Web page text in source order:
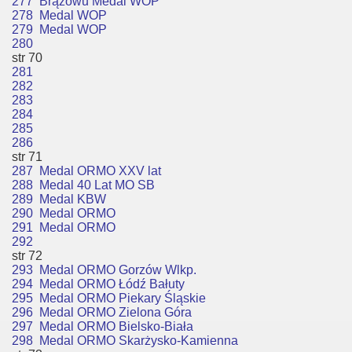
278 Medal WOP
279 Medal WOP
280
str 70
281
282
283
284
285
286
str 71
287 Medal ORMO XXV lat
288 Medal 40 Lat MO SB
289 Medal KBW
290 Medal ORMO
291 Medal ORMO
292
str 72
293 Medal ORMO Gorzów Wlkp.
294 Medal ORMO Łódź Bałuty
295 Medal ORMO Piekary Śląskie
296 Medal ORMO Zielona Góra
297 Medal ORMO Bielsko-Biała
298 Medal ORMO Skarżysko-Kamienna